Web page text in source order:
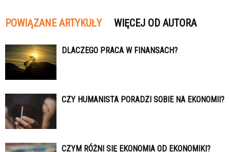
POWIĄZANE ARTYKUŁY WIĘCEJ OD AUTORA
DLACZEGO PRACA W FINANSACH?
CZY HUMANISTA PORADZI SOBIE NA EKONOMII?
CZYM RÓŻNI SIĘ EKONOMIA OD EKONOMIKI?